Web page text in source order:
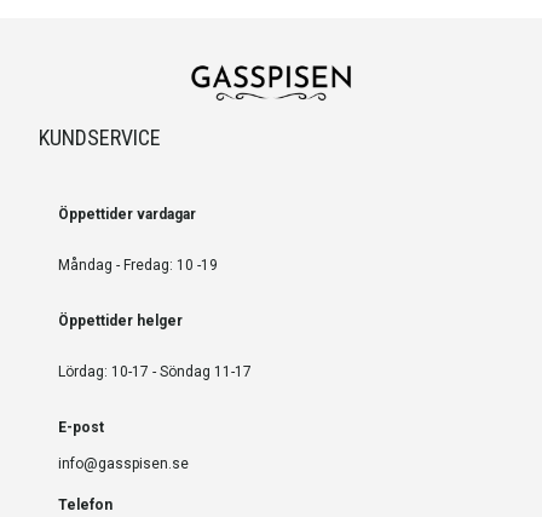
KUNDSERVICE
Öppettider vardagar
Måndag - Fredag: 10 -19
Öppettider helger
Lördag: 10-17 - Söndag 11-17
E-post
info@gasspisen.se
Telefon